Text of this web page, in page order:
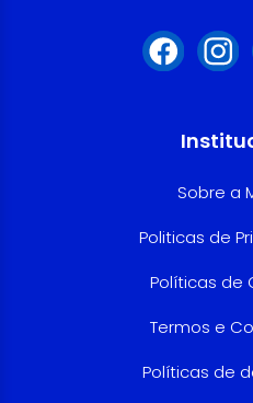
Sobre a
Politicas de
Políticas de
Termos e
Políticas de